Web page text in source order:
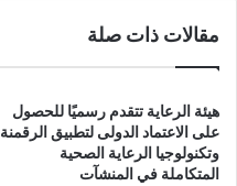
ا
ر
و
ت
…
ا
ل
ح
ق
مقالات ذات صلة
هيئة الرعاية تتقدم رسميًا للحصول
على الاعتماد الدولى لتطبيق الرقمنة
وتكنولوجيا الرعاية الصحية
المتكاملة في المنشآت